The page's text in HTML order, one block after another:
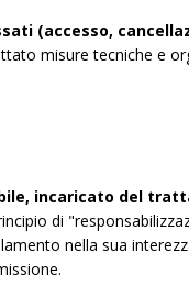
(accesso,
misure tecniche e
incaricato del
di
nella sua